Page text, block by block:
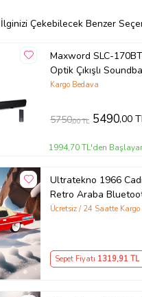
Giriş Gücü5W
Birimi
53mm
24 Ay
İlginizi Çekebilecek Benzer
Maxword SLC-
Optik Çıkışlı
Sistemi +
Kargo Bedava
5750,00 TL 5490,00
1994,70 TL'den
Ultratekno 1966
Retro Araba
Radyo USB Tf Aux
Ücretsiz / 24 Saatte Kargo
Sepet Fiyatı 1319,91 TL